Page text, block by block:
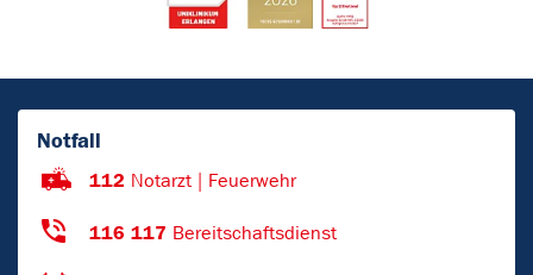
Notfall
112 Notarzt | Feuerwehr
116 117 Bereitschaftsdienst